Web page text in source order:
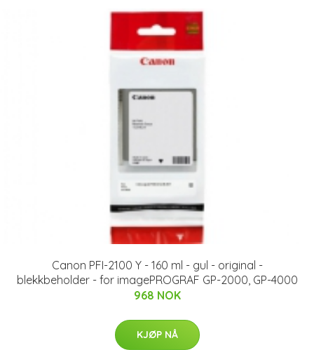
Canon PFI-2100 Y - 160 ml - gul - original -
blekkbeholder - for imagePROGRAF GP-2000, GP-4000
968 NOK
KJØP NÅ